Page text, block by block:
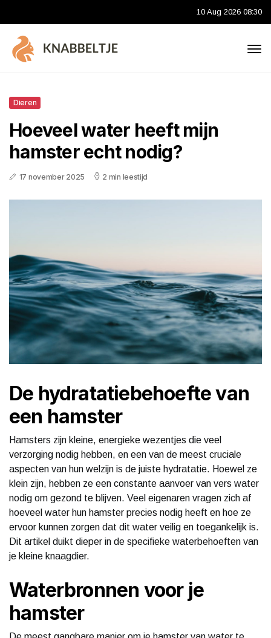
10 Aug 2026 08:30
Dieren
Hoeveel water heeft mijn
hamster echt nodig?
17 november 2025 2 min leestijd
De hydratatiebehoefte van
een hamster
Hamsters zijn kleine, energieke wezentjes die veel
verzorging nodig hebben, en een van de meest cruciale
aspecten van hun welzijn is de juiste hydratatie. Hoewel ze
klein zijn, hebben ze een constante aanvoer van vers water
nodig om gezond te blijven. Veel eigenaren vragen zich af
hoeveel water hun hamster precies nodig heeft en hoe ze
ervoor kunnen zorgen dat dit water veilig en toegankelijk is.
Dit artikel duikt dieper in de specifieke waterbehoeften van
je kleine knaagdier.
Waterbronnen voor je
hamster